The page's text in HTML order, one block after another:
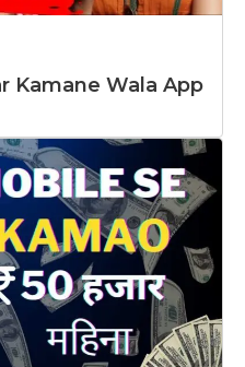
Kamane Wala App